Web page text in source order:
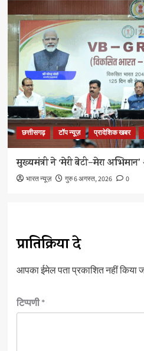
छत्तीसगढ़ टॉप न्यूज़ प्रादेशिक खबर
मुख्यमंत्री ने ‘मेरी बेटी–मेरा
भारत न्यूज़ गुरु 6 अगस्त, 2026 0
प्रातिक्रिया दे
आपका ईमेल पता प्रकाशित नहीं किया
टिप्पणी*